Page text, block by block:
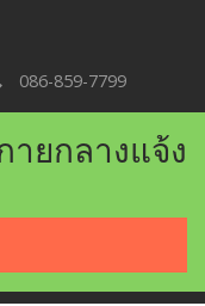
086-859-7799
ายกลางแจ้ง